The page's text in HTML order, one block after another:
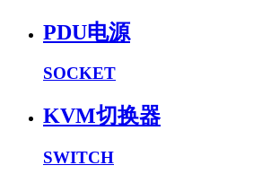
PDU电源
SOCKET
KVM切换器
SWITCH